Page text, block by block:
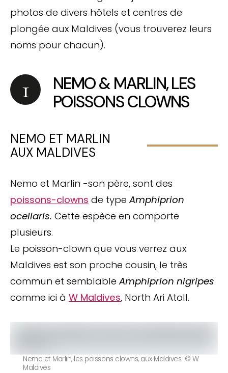
photos de divers hôtels et centres de
plongée aux Maldives (vous trouverez leurs
noms pour chacun).
NEMO & MARLIN, LES
POISSONS CLOWNS
NEMO ET MARLIN
AUX MALDIVES
Nemo et Marlin -son père, sont des
poissons-clowns de typeAmphiprion
ocellaris. Cette espèce en comporte
plusieurs.
Le poisson-clown que vous verrez aux
Maldives est son proche cousin, le très
commun et semblableAmphiprion nigripes
comme ici à W Maldives, North Ari Atoll.
Nemo et Marlin, les poissons clowns, aux Maldives. © W
Maldives